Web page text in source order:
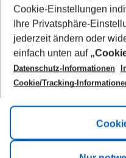
Footer
Footer navigation
Title A
Link A
Cookie-Einstellungen
Ihre Privatsphäre-
jederzeit ändern oder
einfach unten auf
Datenschutz-Informationen
Cookie/Tracking-